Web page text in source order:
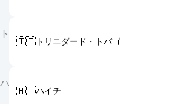
ト
🇹🇹トリニダード・トバゴ
ハ
🇭🇹ハイチ